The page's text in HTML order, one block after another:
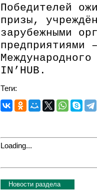
Победителей
призы, учреждё
зарубежными
предприятиями
IN’HUB.
Теги:
Loading...
Новости раздела